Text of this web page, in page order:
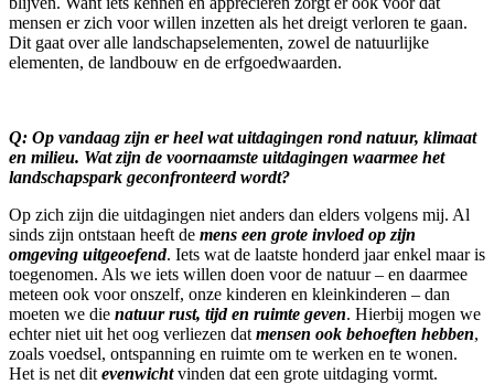
mensen er zich voor willen inzetten als het dreigt verloren te gaan.
Dit gaat over alle landschapselementen, zowel de natuurlijke
elementen, de landbouw en de erfgoedwaarden.
Q: Op vandaag zijn er heel wat uitdagingen rond natuur, klimaat
en milieu. Wat zijn de voornaamste uitdagingen waarmee het
landschapspark geconfronteerd wordt?
Op zich zijn die uitdagingen niet anders dan elders volgens mij. Al
sinds zijn ontstaan heeft de mens een grote invloed op zijn
omgeving uitgeoefend. Iets wat de laatste honderd jaar enkel maar is
toegenomen. Als we iets willen doen voor de natuur – en daarmee
meteen ook voor onszelf, onze kinderen en kleinkinderen – dan
moeten we die natuur rust, tijd en ruimte geven. Hierbij mogen we
echter niet uit het oog verliezen dat mensen ook behoeften hebben,
zoals voedsel, ontspanning en ruimte om te werken en te wonen.
Het is net dit evenwichtvinden dat een grote uitdaging vormt.